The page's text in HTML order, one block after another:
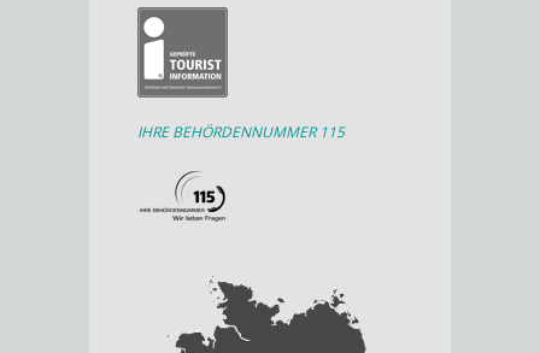
IHRE BEHÖRDENNUMMER 115